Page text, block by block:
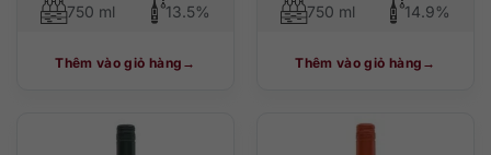
750 ml 13.5%
Thêm vào giỏ hàng
750 ml 14.9%
Thêm vào giỏ hàng